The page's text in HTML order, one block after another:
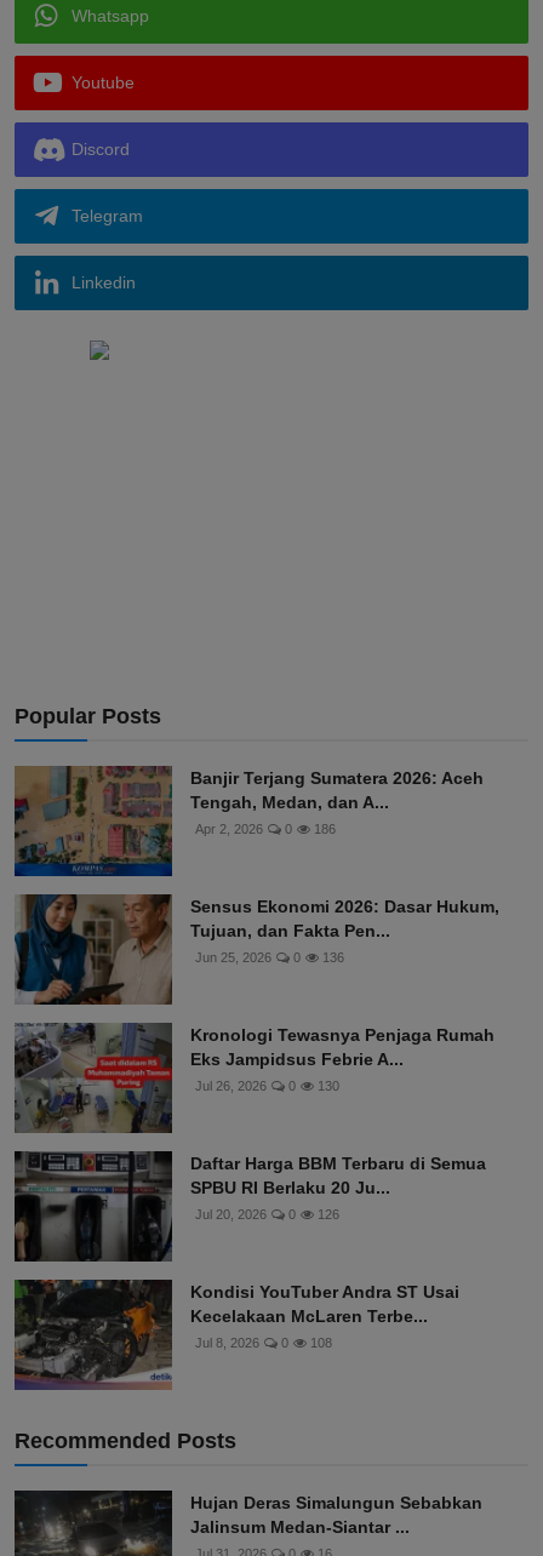
Whatsapp
Youtube
Discord
Telegram
Linkedin
Popular Posts
Banjir Terjang Sumatera 2026: Aceh
Tengah, Medan, dan A...
Apr 2, 2026 0 186
Sensus Ekonomi 2026: Dasar Hukum,
Tujuan, dan Fakta Pen...
Jun 25, 2026 0 136
Kronologi Tewasnya Penjaga Rumah
Eks Jampidsus Febrie A...
Jul 26, 2026 0 130
Daftar Harga BBM Terbaru di Semua
SPBU RI Berlaku 20 Ju...
Jul 20, 2026 0 126
Kondisi YouTuber Andra ST Usai
Kecelakaan McLaren Terbe...
Jul 8, 2026 0 108
Recommended Posts
Hujan Deras Simalungun Sebabkan
Jalinsum Medan-Siantar ...